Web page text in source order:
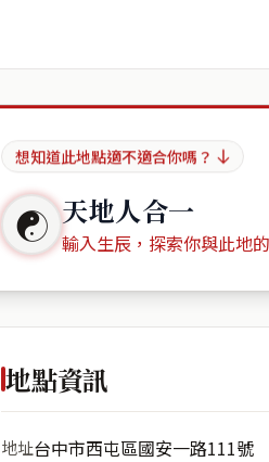
想知道此地點適不適合你嗎？
☯ 天地人合一
輸入生辰，探索你與此地
地點資訊
地址台中市西屯區國安一路111號